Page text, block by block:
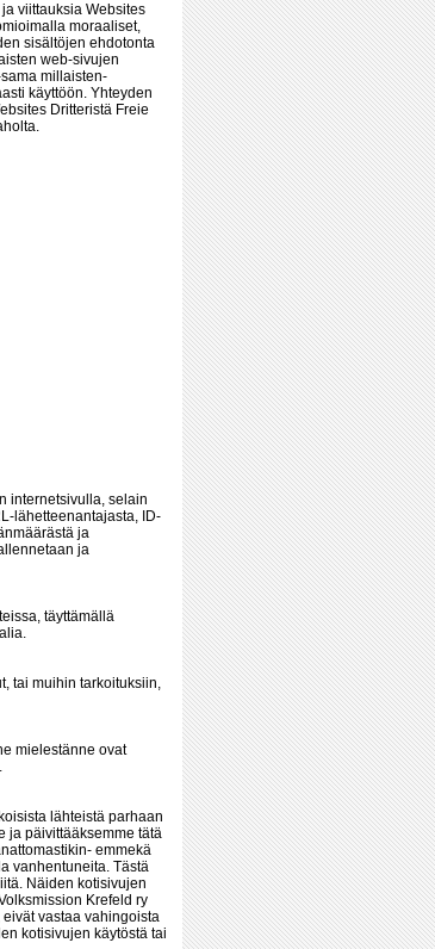
viittauksia Websites
moraaliset,
sisältöjen ehdotonta
web-sivujen
millaisten-
käyttöön. Yhteyden
Dritteristä Freie
internetsivulla, selain
lähetteenantajasta, ID-
ja
ja
täyttämällä
tai muihin tarkoituksiin,
mielestänne ovat
lähteistä parhaan
ja päivittääksemme tätä
emmekä
vanhentuneita. Tästä
Näiden kotisivujen
Krefeld ry
vastaa vahingoista
kotisivujen käytöstä tai